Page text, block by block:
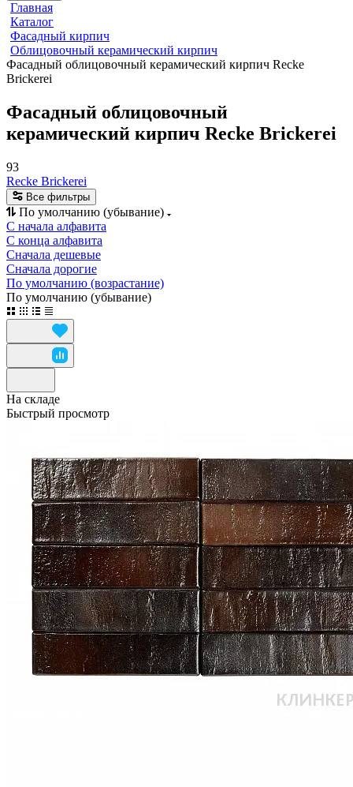
Главная
Каталог
Фасадный кирпич
Облицовочный керамический кирпич
Фасадный облицовочный керамический кирпич Recke
Brickerei
Фасадный облицовочный
керамический кирпич Recke Brickerei
93
Recke Brickerei
Все фильтры
По умолчанию (убывание)
С начала алфавита
С конца алфавита
Сначала дешевые
Сначала дорогие
По умолчанию (возрастание)
По умолчанию (убывание)
На складе
Быстрый просмотр